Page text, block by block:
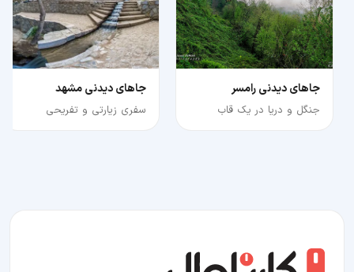
جاهای دیدنی رامسر
جنگل و دریا در یک قاب
جاهای دیدنی مشهد
سفری زیارتی و تفریحی